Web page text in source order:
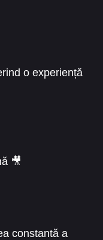
o experiență
🎥
constantă a